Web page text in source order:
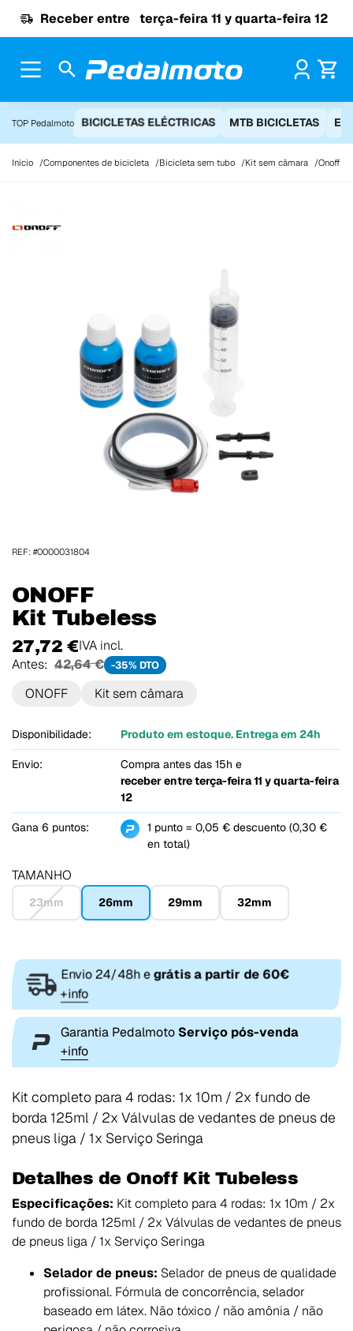
Receber entre terça-feira 11 y quarta-feira 12
TOP Pedalmoto BICICLETAS ELÉCTRICAS MTB BICICLETAS
Início Componentes de bicicleta Bicicleta sem tubo Kit sem câmara Onoff
ONOFF
Kit Tubeless
27,72 €IVA incl.
Antes: 42,64 € -35% DTO
ONOFF Kit sem câmara
Disponibilidade: Produto em estoque. Entrega em 24h
Envio:
Compra antes das 15h e
receber entreterça-feira 11 y quarta-feira
12
Gana 6 puntos:
1 punto = 0,05 € descuento (0,30 €
en total)
TAMANHO
23mm 26mm 29mm 32mm
REF: #0000031804
Envio 24/48h egrátis a partir de 60€
+info
Garantia Pedalmoto Serviço pós-venda
+info
Kit completo para 4 rodas: 1x 10m / 2x fundo de
borda 125ml / 2x Válvulas de vedantes de pneus de
pneus liga / 1x Serviço Seringa
Detalhes de Onoff Kit Tubeless
Especificações: Kit completo para 4 rodas: 1x 10m / 2x
fundo de borda 125ml / 2x Válvulas de vedantes de pneus
de pneus liga / 1x Serviço Seringa
Selador de pneus: Selador de pneus de qualidade
profissional. Fórmula de concorrência, selador
baseado em látex. Não tóxico / não amônia / não